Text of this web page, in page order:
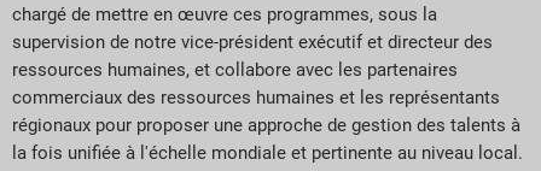
chargé de mettre en œuvre ces programmes, sous la
supervision de notre vice-président exécutif et directeur des
ressources humaines, et collabore avec les partenaires
commerciaux des ressources humaines et les représentants
régionaux pour proposer une approche de gestion des talents à
la fois unifiée à l'échelle mondiale et pertinente au niveau local.